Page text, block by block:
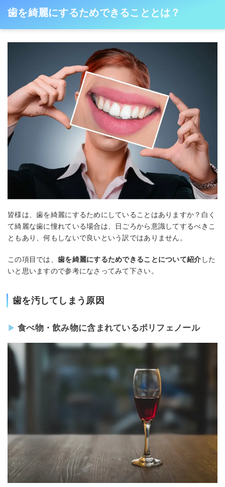
歯を綺麗にするためできることとは？
皆様は、歯を綺麗にするためにしていることはありますか？白く
て綺麗な歯に憧れている場合は、日ごろから意識してするべきこ
ともあり、何もしないで良いという訳ではありません。
この項目では、 歯を綺麗にするためできることについて紹介 した
いと思いますので参考になさってみて下さい。
歯を汚してしまう原因
食べ物・飲み物に含まれているポリフェノール